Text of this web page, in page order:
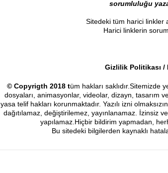
sorumluluğu
Sitedeki tüm harici linkler
Harici linklerin
Gizlilik Politikası /
© Copyrigth 2018 tüm hakları saklıdır.Sitemizde
dosyaları, animasyonlar, videolar, dizayn, tasarım
yasa telif hakları korunmaktadır. Yazılı izni
dağıtılamaz, değiştirilemez, yayınlanamaz. İzinsiz
yapılamaz.Hiçbir bildirim yapmadan,
Bu sitedeki bilgilerden kaynaklı